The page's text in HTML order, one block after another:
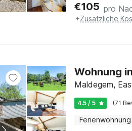
€105 pro
+Zusätzliche
Wohnung
Maldegem,
4.5 / 5 (71
Ferienwohnung